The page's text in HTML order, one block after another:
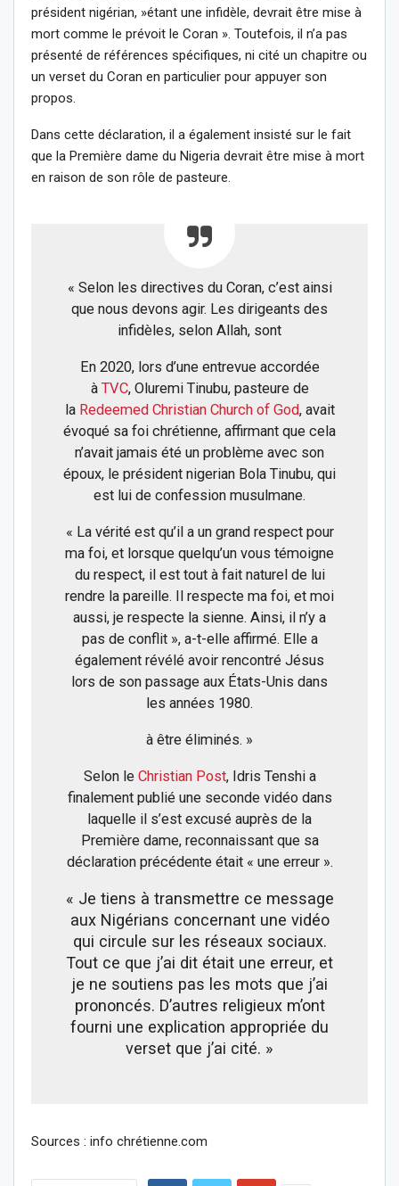
président nigérian, »étant une infidèle, devrait être mise à
mort comme le prévoit le Coran ». Toutefois, il n’a pas
présenté de références spécifiques, ni cité un chapitre ou
un verset du Coran en particulier pour appuyer son
propos.
Dans cette déclaration, il a également insisté sur le fait
que la Première dame du Nigeria devrait être mise à mort
en raison de son rôle de pasteure.
« Selon les directives du Coran, c’est ainsi
que nous devons agir. Les dirigeants des
infidèles, selon Allah, sont
En 2020, lors d’une entrevue accordée
à TVC, Oluremi Tinubu, pasteure de
la Redeemed Christian Church of God, avait
évoqué sa foi chrétienne, affirmant que cela
n’avait jamais été un problème avec son
époux, le président nigerian Bola Tinubu, qui
est lui de confession musulmane.
« La vérité est qu’il a un grand respect pour
ma foi, et lorsque quelqu’un vous témoigne
du respect, il est tout à fait naturel de lui
rendre la pareille. Il respecte ma foi, et moi
aussi, je respecte la sienne. Ainsi, il n’y a
pas de conflit », a-t-elle affirmé. Elle a
également révélé avoir rencontré Jésus
lors de son passage aux États-Unis dans
les années 1980.
à être éliminés. »
Selon le Christian Post, Idris Tenshi a
finalement publié une seconde vidéo dans
laquelle il s’est excusé auprès de la
Première dame, reconnaissant que sa
déclaration précédente était « une erreur ».
« Je tiens à transmettre ce message
aux Nigérians concernant une vidéo
qui circule sur les réseaux sociaux.
Tout ce que j’ai dit était une erreur, et
je ne soutiens pas les mots que j’ai
prononcés. D’autres religieux m’ont
fourni une explication appropriée du
verset que j’ai cité. »
Sources : info chrétienne.com